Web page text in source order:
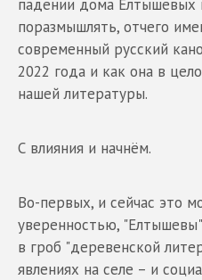
падении дома Елтышевых
поразмышлять, отчего
современный русский
2022 года и как она в
нашей литературы.
С влияния и начнём.
Во-первых, и сейчас это
уверенностью,
в гроб "деревенской
явлениях на селе – и